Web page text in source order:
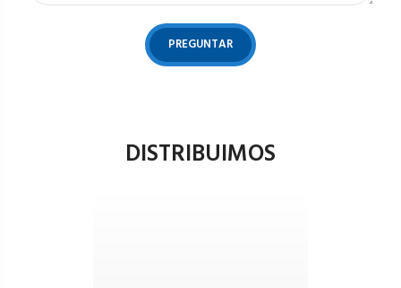
PREGUNTAR
DISTRIBUIMOS